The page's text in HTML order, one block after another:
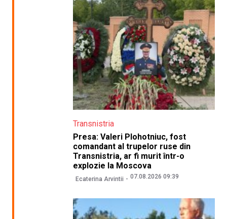
Transnistria
Presa: Valeri Plohotniuc, fost
comandant al trupelor ruse din
Transnistria, ar fi murit într-o
explozie la Moscova
Ecaterina Arvintii 07.08.2026 09:39